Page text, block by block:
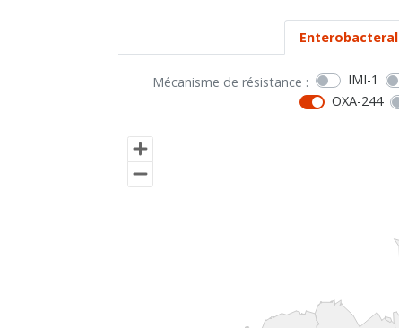
Mécanisme de résistance : IMI-1
OXA-244